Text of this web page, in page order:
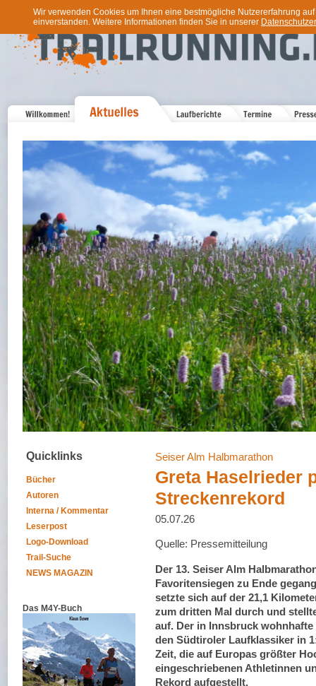
Wir verwenden Cookies um Ihnen eine bestmögliche Nutzererfahrung
einverstanden. Weitere Informationen finden Sie in unserer
Quicklinks
Bücher
Autoren
Interna / Kommentar
Leserpost
Logo-Download
Trail-Suche
NEWS MAGAZIN
Das M4Y-Buch
Seiser Alm Halbmarathon
Greta Haselrieder
Streckenrekord
05.07.26
Quelle: Pressemitteilung
Der 13. Seiser Alm
Favoritensiegen zu Ende
setzte sich auf der 21,1
zum dritten Mal durch und
auf. Der in Innsbruck
den Südtiroler Laufklassiker in
Zeit, die auf Europas größter
eingeschriebenen Athletinnen
Rekord aufgestellt.